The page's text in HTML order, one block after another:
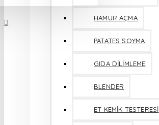
HAMUR AÇMA
PATATES SOYMA
GIDA DİLİMLEME
BLENDER
ET KEMİK TESTERESİ